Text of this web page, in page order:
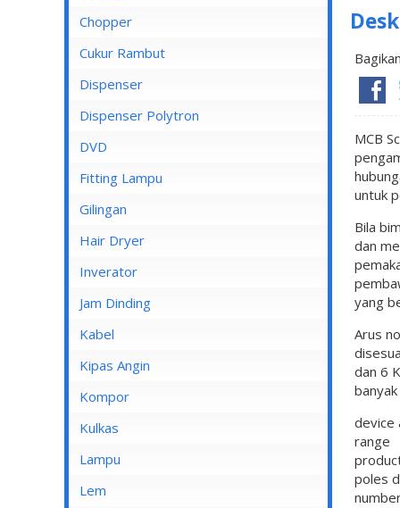
MCB
untuk
Bila
dan
yang
Arus
dan 6
MCB 4 Pole
Chopper
Cukur Rambut
Dispenser
Dispenser Cosmos
Dispenser Miyako
Dispenser Sanken
Dispenser Polytron
DVD
Fitting Lampu
Gilingan
Hair Dryer
Inverator
Jam Dinding
Kabel
Inbow/Outbow T Dus
Kabel Aksesoris
Kabel Antena
Kabel BC
Kipas Angin
Kipas Angin Berdiri
Kipas Angin Dinding
Kipas Angin Duduk
Kipas Angin Gantung
Kompor
Kompor Rinnai
Kulkas
LG
POLYTRON
Lampu
Fitting Lampu
Lem